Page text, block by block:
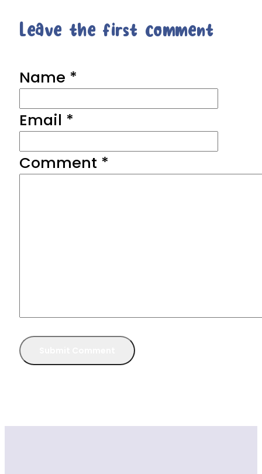
Leave the first comment
Name *
Email *
Comment *